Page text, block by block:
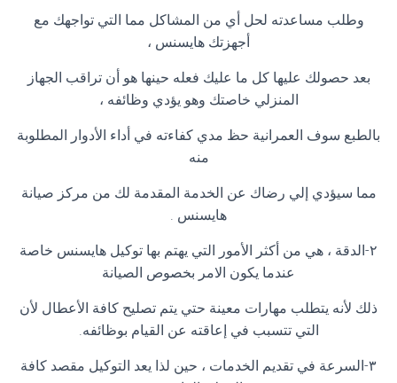
وطلب مساعدته لحل أي من المشاكل مما التي تواجهك مع
أجهزتك هايسنس ،
بعد حصولك عليها كل ما عليك فعله حينها هو أن تراقب الجهاز
المنزلي خاصتك وهو يؤدي وظائفه ،
بالطبع سوف العمرانية حظ مدي كفاءته في أداء الأدوار المطلوبة
منه
مما سيؤدي إلي رضاك عن الخدمة المقدمة لك من مركز صيانة
هايسنس .
٢-الدقة ، هي من أكثر الأمور التي يهتم بها توكيل هايسنس خاصة
عندما يكون الامر بخصوص الصيانة
ذلك لأنه يتطلب مهارات معينة حتي يتم تصليح كافة الأعطال لأن
التي تتسبب في إعاقته عن القيام بوظائفه.
٣-السرعة في تقديم الخدمات ، حين لذا يعد التوكيل مقصد كافة